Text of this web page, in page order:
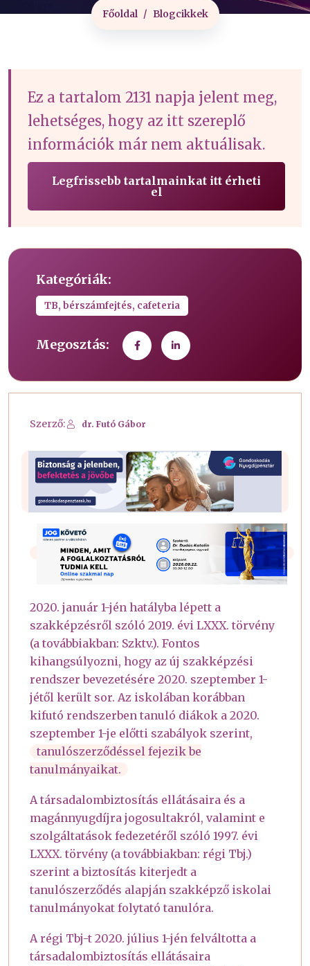
Főoldal Blogcikkek
Ez a tartalom 2131 napja jelent meg,
lehetséges, hogy az itt szereplő
információk már nem aktuálisak.
Legfrissebb tartalmainkat itt érheti
el
Kategóriák:
TB, bérszámfejtés, cafeteria
Megosztás:
Szerző: dr. Futó Gábor
2020. január 1-jén hatályba lépett a
szakképzésről szóló 2019. évi LXXX. törvény
(a továbbiakban: Szktv.). Fontos
kihangsúlyozni, hogy az új szakképzési
rendszer bevezetésére 2020. szeptember 1-
jétől került sor. Az iskolában korábban
kifutó rendszerben tanuló diákok a 2020.
szeptember 1-je előtti szabályok szerint,
tanulószerződéssel fejezik be
tanulmányaikat.
A társadalombiztosítás ellátásaira és a
magánnyugdíjra jogosultakról, valamint e
szolgáltatások fedezetéről szóló 1997. évi
LXXX. törvény (a továbbiakban: régi Tbj.)
szerint a biztosítás kiterjedt a
tanulószerződés alapján szakképző iskolai
tanulmányokat folytató tanulóra.
A régi Tbj-t 2020. július 1-jén felváltotta a
társadalombiztosítás ellátásaira